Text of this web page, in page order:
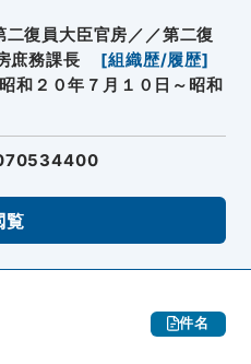
二復員大臣官房／／第二復
庶務課長
[組織歴/履歴]
昭和２０年７月１０日～昭和
覧
件名